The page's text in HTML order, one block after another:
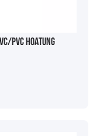
HOATUNG